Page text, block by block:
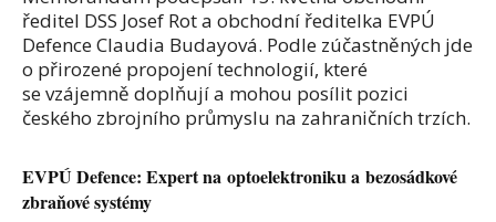
ředitel DSS Josef Rot a obchodní ředitelka EVPÚ
Defence Claudia Budayová. Podle zúčastněných jde
o přirozené propojení technologií, které
se vzájemně doplňují a mohou posílit pozici
českého zbrojního průmyslu na zahraničních trzích.
EVPÚ Defence: Expert na optoelektroniku a bezosádkové
zbraňové systémy